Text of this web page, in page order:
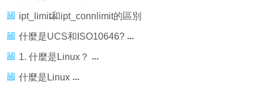
ipt_limit和ipt_connlimit的區別
是什麼
什麼是UCS和ISO10646?
1. 什麼是Linux？
什麼是Linux